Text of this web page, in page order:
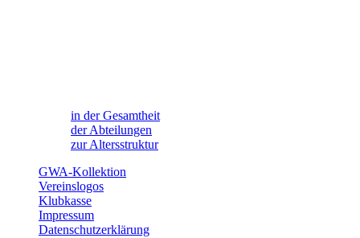
in der Gesamtheit
der Abteilungen
zur Altersstruktur
GWA-Kollektion
Vereinslogos
Klubkasse
Impressum
Datenschutzerklärung